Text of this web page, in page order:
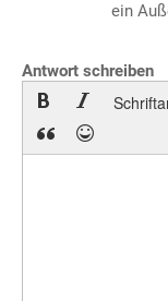
ein
Antwort schreiben